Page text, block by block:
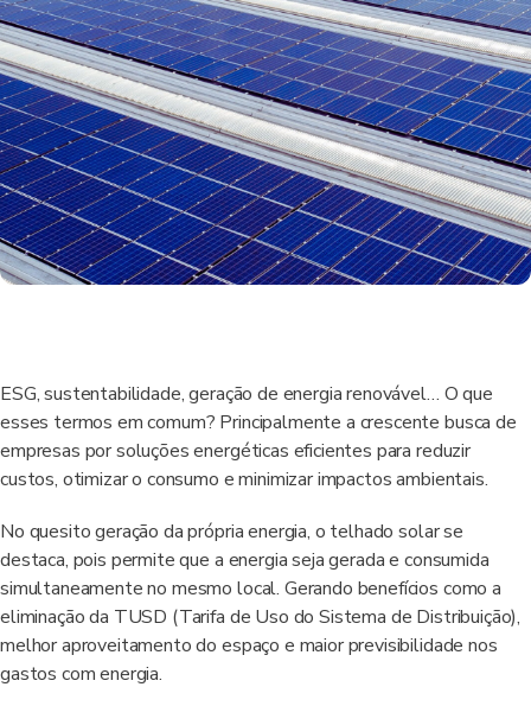
ESG, sustentabilidade, geração de energia renovável… O que
esses termos em comum? Principalmente a crescente busca de
empresas por soluções energéticas eficientes para reduzir
custos, otimizar o consumo e minimizar impactos ambientais.
No quesito geração da própria energia, o telhado solar se
destaca, pois permite que a energia seja gerada e consumida
simultaneamente no mesmo local. Gerando benefícios como a
eliminação da TUSD (Tarifa de Uso do Sistema de Distribuição),
melhor aproveitamento do espaço e maior previsibilidade nos
gastos com energia.